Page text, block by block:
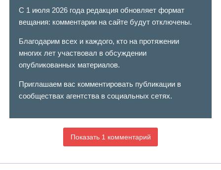
С 1 июля 2026 года редакция обновляет формат
вещания: комментарии на сайте будут отключены.
Благодарим всех и каждого, кто на протяжении
многих лет участвовал в обсуждении
опубликованных материалов.
Приглашаем вас комментировать публикации в
сообществах агентства в социальных сетях.
Показать 1 комментарий